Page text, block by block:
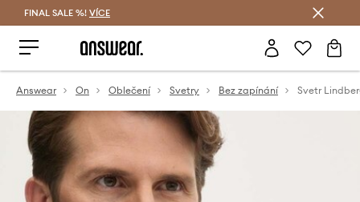
FINAL SALE %! VÍCE
Answear On Oblečení Svetry Bez zapínání Svetr